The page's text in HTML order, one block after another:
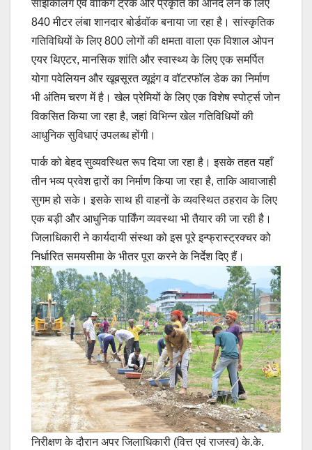
साइकिलिंग एवं वॉकिंग ट्रैक और प्रकृति का आनंद लेने के लिए
840 मीटर लंबा शानदार बोर्डवॉक बनाया जा रहा है। सांस्कृतिक
गतिविधियों के लिए 800 लोगों की क्षमता वाला एक विशाल ओपन
एयर थिएटर, मानसिक शांति और स्वास्थ्य के लिए एक समर्पित
योगा पवेलियन और खूबसूरत व्यूइंग व वॉटरफॉल डेक का निर्माण
भी अंतिम चरण में है। खेल प्रेमियों के लिए एक विशेष स्पोर्ट्स जोन
विकसित किया जा रहा है, जहां विभिन्न खेल गतिविधियों की
आधुनिक सुविधाएं उपलब्ध होंगी।
पार्क को बेहद सुव्यवस्थित रूप दिया जा रहा है। इसके तहत यहाँ
तीन भव्य प्रवेश द्वारों का निर्माण किया जा रहा है, ताकि आवाजाही
सुगम हो सके। इसके साथ ही वाहनों के व्यवस्थित ठहराव के लिए
एक बड़ी और आधुनिक पार्किंग व्यवस्था भी तैयार की जा रही है।
जिलाधिकारी ने कार्यदायी संस्था को इस पूरे इन्फ्रास्ट्रक्चर को
निर्धारित समयसीमा के भीतर पूरा करने के निर्देश दिए हैं।
निरीक्षण के दौरान अपर जिलाधिकारी (वित्त एवं राजस्व) के.के.